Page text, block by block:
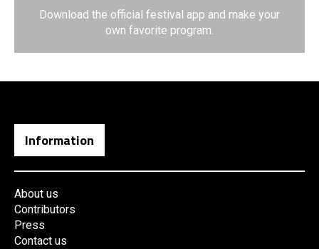
Download the official festival app and make your
own favorite program.
Information
About us
Contributors
Press
Contact us